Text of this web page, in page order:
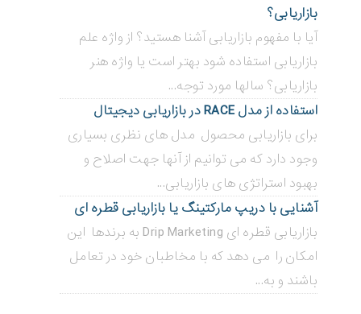
بازاریابی؟
آیا با مفهوم بازاریابی آشنا هستید؟ از واژه علم
بازاریابی استفاده شود بهتر است یا واژه هنر
بازاریابی؟ سالها مورد توجه...
استفاده از مدل RACE در بازاریابی دیجیتال
برای بازاریابی محصول مدل های نظری بسیاری
وجود دارد که می توانیم از آنها جهت اصلاح و
بهبود استراتژی های بازاریابی...
آشنایی با دریپ مارکتینگ یا بازاریابی قطره ای
بازاریابی قطره ای Drip Marketing به برندها این
امکان را می دهد که با مخاطبان خود در تعامل
باشند و به...